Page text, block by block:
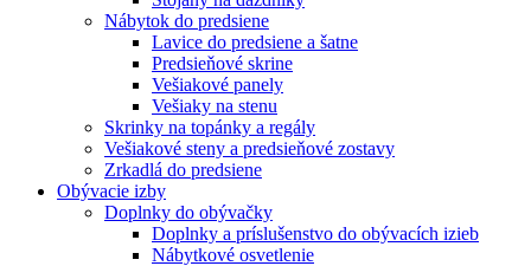
Nábytok do predsiene
Lavice do predsiene a šatne
Predsieňové skrine
Vešiakové panely
Vešiaky na stenu
Skrinky na topánky a regály
Vešiakové steny a predsieňové zostavy
Zrkadlá do predsiene
Obývacie izby
Doplnky do obývačky
Doplnky a príslušenstvo do obývacích izieb
Nábytkové osvetlenie